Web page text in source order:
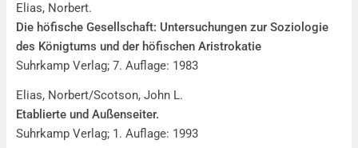
Elias, Norbert.
Die höfische Gesellschaft: Untersuchungen zur Soziologie
des Königtums und der höfischen Aristrokatie
Suhrkamp Verlag; 7. Auflage: 1983
Elias, Norbert/Scotson, John L.
Etablierte und Außenseiter.
Suhrkamp Verlag; 1. Auflage: 1993